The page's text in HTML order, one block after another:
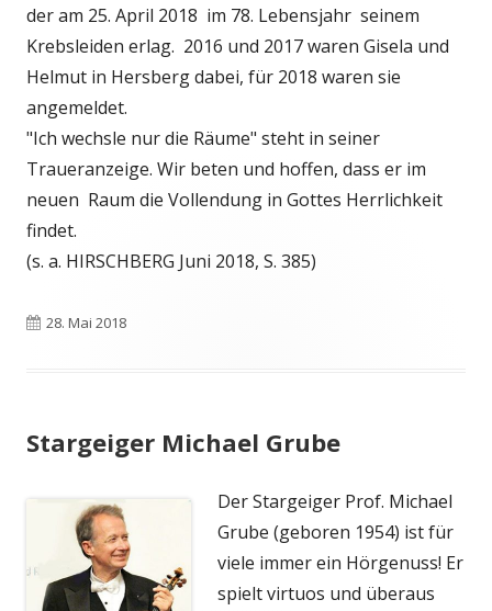
Fenster
öffnen
der am 25. April 2018 im 78. Lebensjahr seinem
Krebsleiden erlag. 2016 und 2017 waren Gisela und
Helmut in Hersberg dabei, für 2018 waren sie
angemeldet.
"Ich wechsle nur die Räume" steht in seiner
Traueranzeige. Wir beten und hoffen, dass er im
neuen Raum die Vollendung in Gottes Herrlichkeit
findet.
(s. a. HIRSCHBERG Juni 2018, S. 385)
Veröffentlicht
28. Mai 2018
Stargeiger Michael Grube
Der Stargeiger Prof. Michael
Grube (geboren 1954) ist für
viele immer ein Hörgenuss! Er
spielt virtuos und überaus